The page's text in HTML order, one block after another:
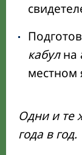
кабулна
местном
Одни и те
года в год.